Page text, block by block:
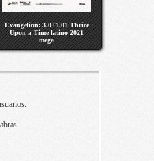
Evangelion: 3.0+1.01 Thrice
Upon a Time latino 2021
mega